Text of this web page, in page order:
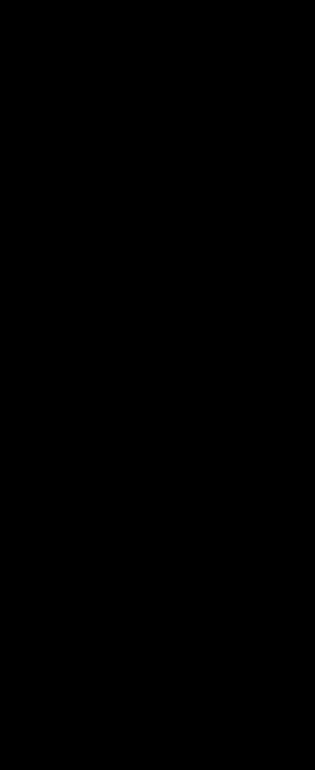
Dapatkan sekarang!